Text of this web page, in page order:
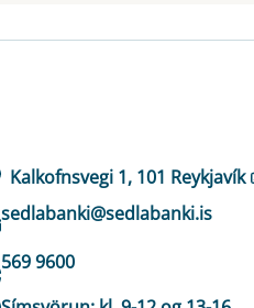
Kalkofnsvegi 1, 101 Reykjavík
sedlabanki@sedlabanki.is
569 9600